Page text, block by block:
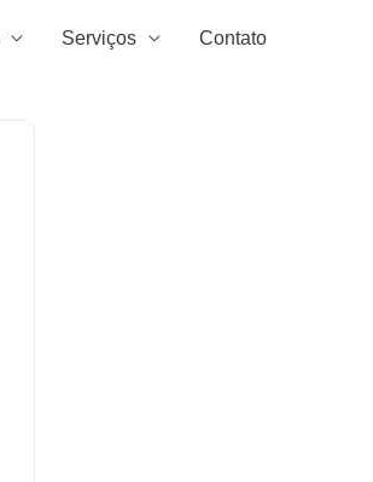
Serviços Contato